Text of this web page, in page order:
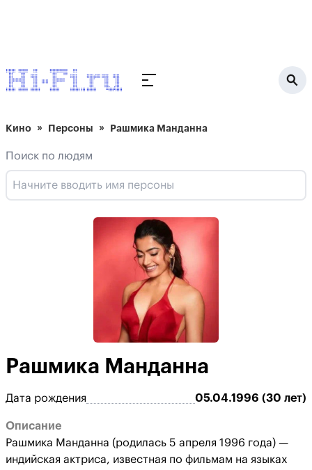
Кино Персоны Рашмика Манданна
Поиск по людям
Рашмика Манданна
Дата рождения 05.04.1996 (30 лет)
Описание
Рашмика Манданна (родилась 5 апреля 1996 года) —
индийская актриса, известная по фильмам на языках